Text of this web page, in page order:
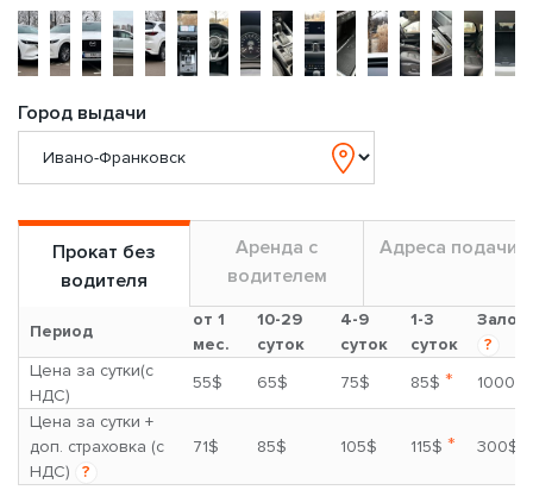
Город выдачи
Прокат без
водителя
Аренда с
водителем
Адреса подачи
Период
от 1
мес.
10-29
суток
4-9
суток
1-3
суток
Залог
?
Цена за сутки(с
НДС)
55$ 65$ 75$ 85$ *
1000$
Цена за сутки +
доп. страховка (с
НДС)
?
71$ 85$ 105$ 115$ * 300$